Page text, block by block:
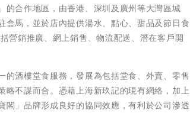
合作地區，由香港、深圳及廣州等大灣區城
馬，並於店內提供湯水、點心、甜品及節日食
營銷推廣、網上銷售、物流配送、潛在客戶開
酒樓堂食服務，發展為包括堂食、外賣、零售
不謀而合。憑藉上海新玖記的現有網絡，加上
」品牌形成良好的協同效應，有利於公司滲透